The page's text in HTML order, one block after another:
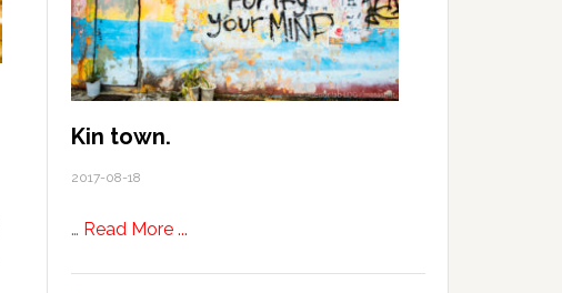
そ
の
３〜
良
温
Kin town.
2017-08-18
… Read More ...